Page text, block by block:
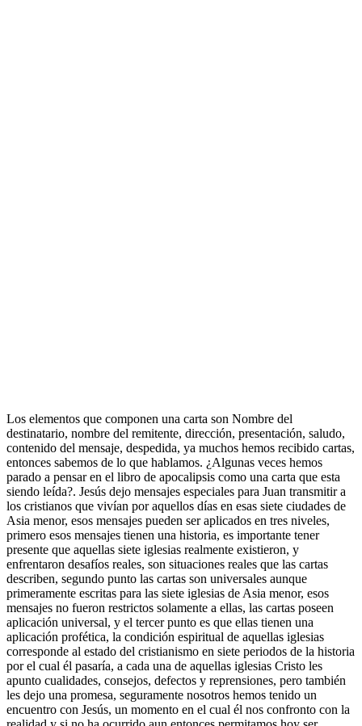
Los elementos que componen una carta son Nombre del
destinatario, nombre del remitente, dirección, presentación, saludo,
contenido del mensaje, despedida, ya muchos hemos recibido cartas,
entonces sabemos de lo que hablamos. ¿Algunas veces hemos
parado a pensar en el libro de apocalipsis como una carta que esta
siendo leída?. Jesús dejo mensajes especiales para Juan transmitir a
los cristianos que vivían por aquellos días en esas siete ciudades de
Asia menor, esos mensajes pueden ser aplicados en tres niveles,
primero esos mensajes tienen una historia, es importante tener
presente que aquellas siete iglesias realmente existieron, y
enfrentaron desafíos reales, son situaciones reales que las cartas
describen, segundo punto las cartas son universales aunque
primeramente escritas para las siete iglesias de Asia menor, esos
mensajes no fueron restrictos solamente a ellas, las cartas poseen
aplicación universal, y el tercer punto es que ellas tienen una
aplicación profética, la condición espiritual de aquellas iglesias
corresponde al estado del cristianismo en siete periodos de la historia
por el cual él pasaría, a cada una de aquellas iglesias Cristo les
apunto cualidades, consejos, defectos y reprensiones, pero también
les dejo una promesa, seguramente nosotros hemos tenido un
encuentro con Jesús, un momento en el cual él nos confronto con la